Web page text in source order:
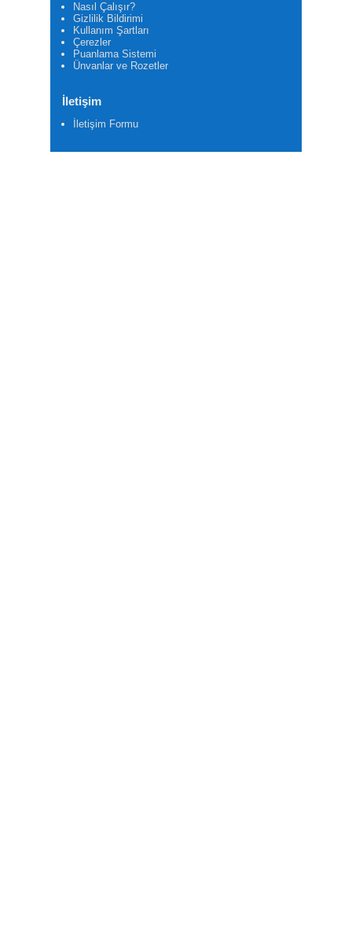
Nasıl Çalışır?
Gizlilik Bildirimi
Kullanım Şartları
Çerezler
Puanlama Sistemi
Ünvanlar ve Rozetler
İletişim
İletişim Formu